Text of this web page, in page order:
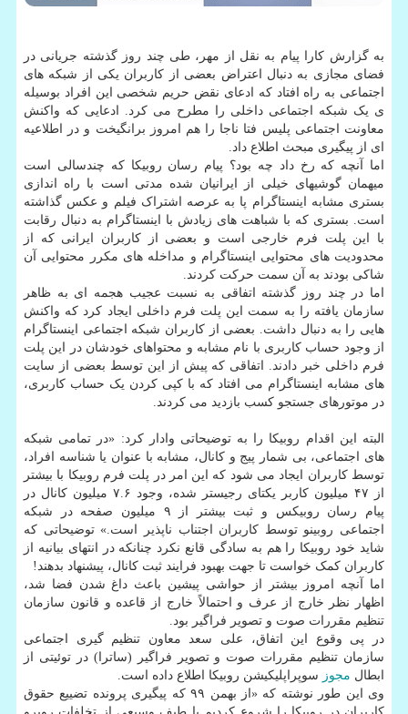
به گزارش کارا پیام به نقل از مهر، طی چند روز گذشته جریانی در
فضای مجازی به دنبال اعتراض بعضی از کاربران یکی از شبکه های
اجتماعی به راه افتاد که ادعای نقض حریم شخصی این افراد بوسیله
ی یک شبکه اجتماعی داخلی را مطرح می کرد. ادعایی که واکنش
معاونت اجتماعی پلیس فتا ناجا را هم امروز برانگیخت و در اطلاعیه
ای از پیگیری مبحث اطلاع داد.
اما آنچه که رخ داد چه بود؟ پیام رسان روبیکا که چندسالی است
میهمان گوشیهای خیلی از ایرانیان شده مدتی است با راه اندازی
بستری مشابه اینستاگرام پا به عرصه اشتراک فیلم و عکس گذاشته
است. بستری که با شباهت های زیادش با اینستاگرام به دنبال رقابت
با این پلت فرم خارجی است و بعضی از کاربران ایرانی که از
محدودیت های محتوایی اینستاگرام و مداخله های مکرر محتوایی آن
شاکی بودند به آن سمت حرکت کردند.
اما در چند روز گذشته اتفاقی به نسبت عجیب هجمه ای به ظاهر
سازمان یافته را به سمت این پلت فرم داخلی ایجاد کرد که واکنش
هایی را به دنبال داشت. بعضی از کاربران شبکه اجتماعی اینستاگرام
از وجود حساب کاربری با نام مشابه و محتواهای خودشان در این پلت
فرم داخلی خبر دادند. اتفاقی که پیش از این توسط بعضی از سایت
های مشابه اینستاگرام می افتاد که با کپی کردن یک حساب کاربری،
در موتورهای جستجو کسب بازدید می کردند.
البته این اقدام روبیکا را به توضیحاتی وادار کرد: «در تمامی شبکه
های اجتماعی، بی شمار پیج و کانال، مشابه با عنوان یا شناسه افراد،
توسط کاربران ایجاد می شود که این امر در پلت فرم روبیکا با بیشتر
از ۴۷ میلیون کاربر یکتای رجیستر شده، وجود ۷.۶ میلیون کانال در
پیام رسان روبیکس و ثبت بیشتر از ۹ میلیون صفحه در شبکه
اجتماعی روبینو توسط کاربران اجتناب ناپذیر است.» توضیحاتی که
شاید خود روبیکا را هم به سادگی قانع نکرد چنانکه در انتهای بیانیه از
کاربران کمک خواست تا جهت بهبود فرایند ثبت کانال، پیشنهاد بدهند!
اما آنچه امروز بیشتر از حواشی پیشین باعث داغ شدن فضا شد،
اظهار نظر خارج از عرف و احتمالاً خارج از قاعده و قانون سازمان
تنظیم مقررات صوت و تصویر فراگیر بود.
در پی وقوع این اتفاق، علی سعد معاون تنظیم گیری اجتماعی
سازمان تنظیم مقررات صوت و تصویر فراگیر (ساترا) در توئیتی از
ابطال مجوز سوپراپلیکیشن روبیکا اطلاع داده است.
وی این طور نوشته که «از بهمن ۹۹ که پیگیری پرونده تضییع حقوق